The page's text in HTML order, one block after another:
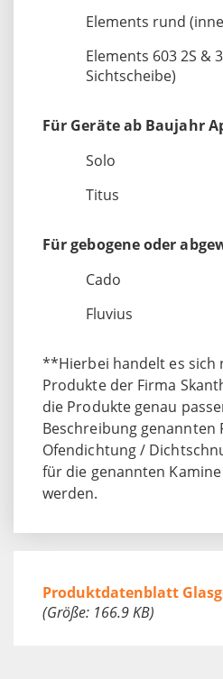
Elements rund
Elements 603 2S &
Sichtscheibe)
Für Geräte ab Baujahr
Solo
Titus
Für gebogene oder
Cado
Fluvius
**Hierbei handelt es sich
Produkte der Firma
die Produkte genau
Beschreibung genannten
Ofendichtung /
für die genannten
werden.
Produktdatenblatt
(Größe: 166.9 KB)